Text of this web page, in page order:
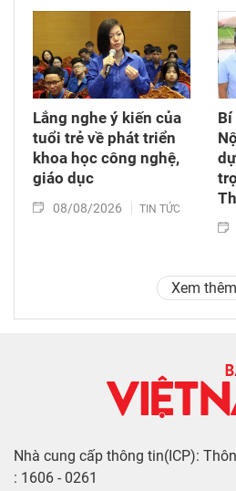
Lắng nghe ý kiến của
tuổi trẻ về phát triển
khoa học công nghệ,
giáo dục
08/08/2026 TIN TỨC
Bí
Xem thêm
Nhà cung cấp thông tin(ICP):
: 1606 - 0261